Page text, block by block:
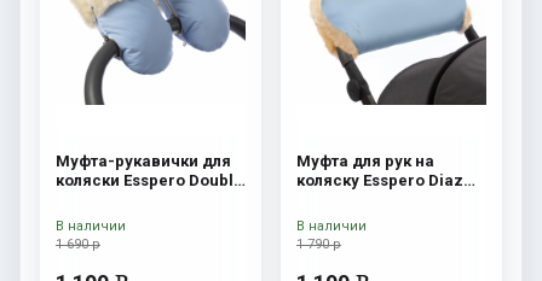
Муфта-рукавички для
коляски Esspero Double
Blue Mountain
1 690 р
В наличии
Муфта для рук на
коляску Esspero Diaz
Blue Mountain
1 790 р
В наличии